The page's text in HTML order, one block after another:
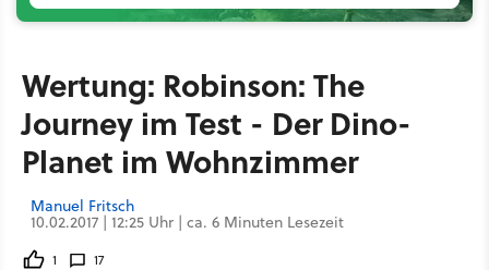
Wertung: Robinson: The
Journey im Test - Der Dino-
Planet im Wohnzimmer
Manuel Fritsch
10.02.2017 | 12:25 Uhr | ca. 6 Minuten Lesezeit
1 17